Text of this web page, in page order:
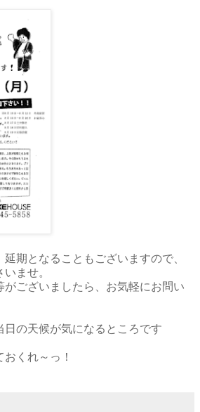
期となることもございますので、
ませ。
がございましたら、お気軽にお問い
日の天候が気になるところです
くれ～っ！